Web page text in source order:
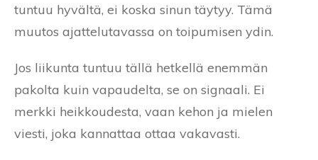
tuntuu hyvältä, ei koska sinun täytyy. Tämä
muutos ajattelutavassa on toipumisen ydin.
Jos liikunta tuntuu tällä hetkellä enemmän
pakolta kuin vapaudelta, se on signaali. Ei
merkki heikkoudesta, vaan kehon ja mielen
viesti, joka kannattaa ottaa vakavasti.